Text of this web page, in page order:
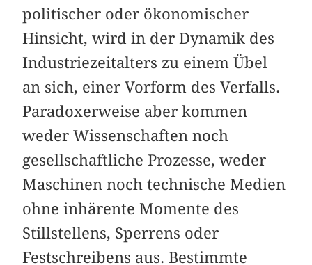
politischer oder ökonomischer
Hinsicht, wird in der Dynamik des
Industriezeitalters zu einem Übel
an sich, einer Vorform des Verfalls.
Paradoxerweise aber kommen
weder Wissenschaften noch
gesellschaftliche Prozesse, weder
Maschinen noch technische Medien
ohne inhärente Momente des
Stillstellens, Sperrens oder
Festschreibens aus. Bestimmte